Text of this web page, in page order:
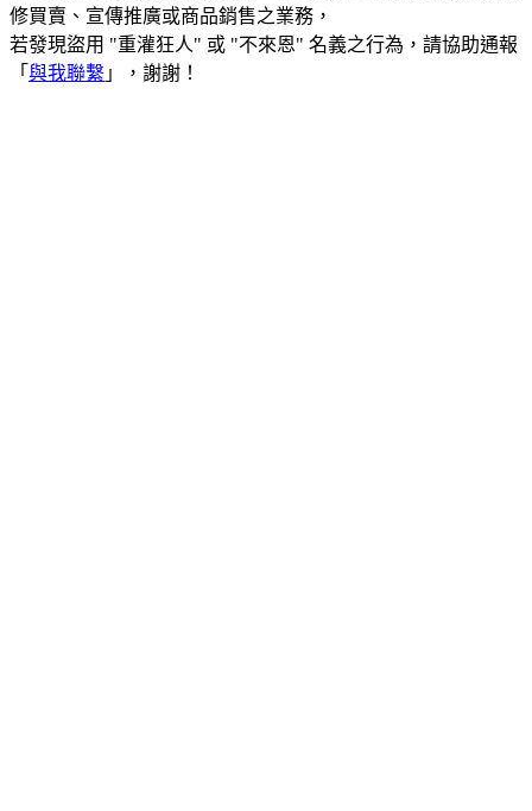
修買賣、宣傳推廣或商品銷售之業務，
若發現盜用 "重灌狂人" 或 "不來恩" 名義之行為，請協助通報
「 與我聯繫 」，謝謝！